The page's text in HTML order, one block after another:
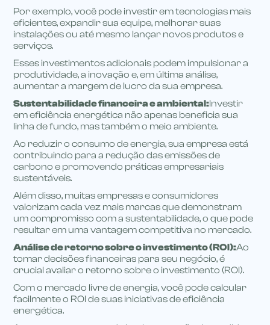
Por exemplo, você pode investir em tecnologias mais
eficientes, expandir sua equipe, melhorar suas
instalações ou até mesmo lançar novos produtos e
serviços.
Esses investimentos adicionais podem impulsionar a
produtividade, a inovação e, em última análise,
aumentar a margem de lucro da sua empresa.
Sustentabilidade financeira e ambiental:Investir
em eficiência energética não apenas beneficia sua
linha de fundo, mas também o meio ambiente.
Ao reduzir o consumo de energia, sua empresa está
contribuindo para a redução das emissões de
carbono e promovendo práticas empresariais
sustentáveis.
Além disso, muitas empresas e consumidores
valorizam cada vez mais marcas que demonstram
um compromisso com a sustentabilidade, o que pode
resultar em uma vantagem competitiva no mercado.
Análise de retorno sobre o investimento (ROI):Ao
tomar decisões financeiras para seu negócio, é
crucial avaliar o retorno sobre o investimento (ROI).
Com o mercado livre de energia, você pode calcular
facilmente o ROI de suas iniciativas de eficiência
energética.